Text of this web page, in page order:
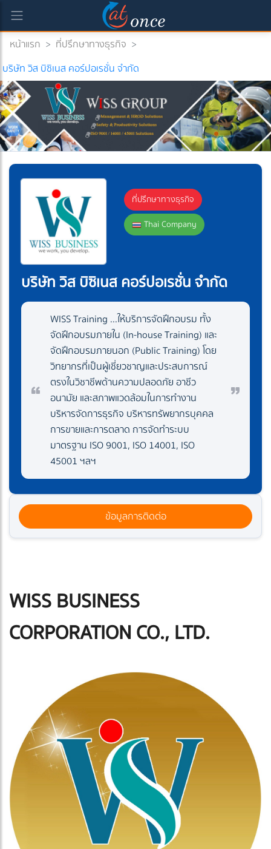
หน้าแรก > ที่ปรึกษาทางธุรกิจ >
บริษัท วิส บิซิเนส คอร์ปอเรชั่น จำกัด
ที่ปรึกษาทางธุรกิจ
Thai Company
บริษัท วิส บิซิเนส คอร์ปอเรชั่น จำกัด
WISS Training ...ให้บริการจัดฝึกอบรม ทั้ง
จัดฝึกอบรมภายใน (In-house Training) และ
จัดฝึกอบรมภายนอก (Public Training) โดย
วิทยากรที่เป็นผู้เชี่ยวชาญและประสบการณ์
ตรงในวิชาชีพด้านความปลอดภัย อาชีว
อนามัย และสภาพแวดล้อมในการทำงาน
บริหารจัดการธุรกิจ บริหารทรัพยากรบุคคล
การขายและการตลาด การจัดทำระบบ
มาตรฐาน ISO 9001, ISO 14001, ISO
45001 ฯลฯ
ข้อมูลการติดต่อ
WISS BUSINESS
CORPORATION CO., LTD.